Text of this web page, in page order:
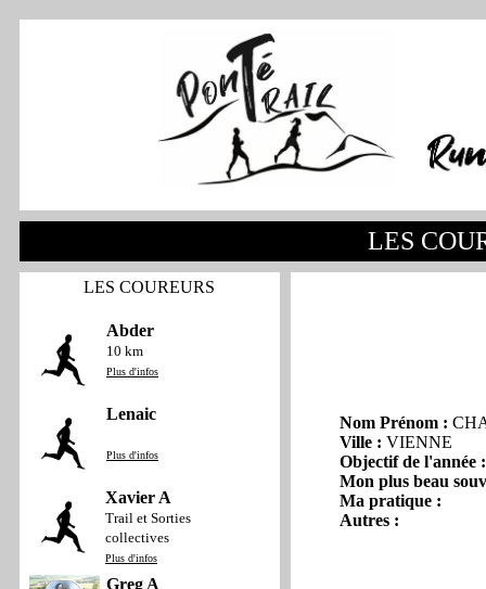
LES
LES COUREURS
Abder
10 km
Plus d'infos
Lenaic
Plus d'infos
Xavier A
Trail et Sorties
collectives
Plus d'infos
Greg A
Nom Prénom :
Ville : VIENNE
Objectif de l'année :
Mon plus beau
Ma pratique :
Autres :